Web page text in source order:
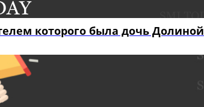
которого была дочь Долиной